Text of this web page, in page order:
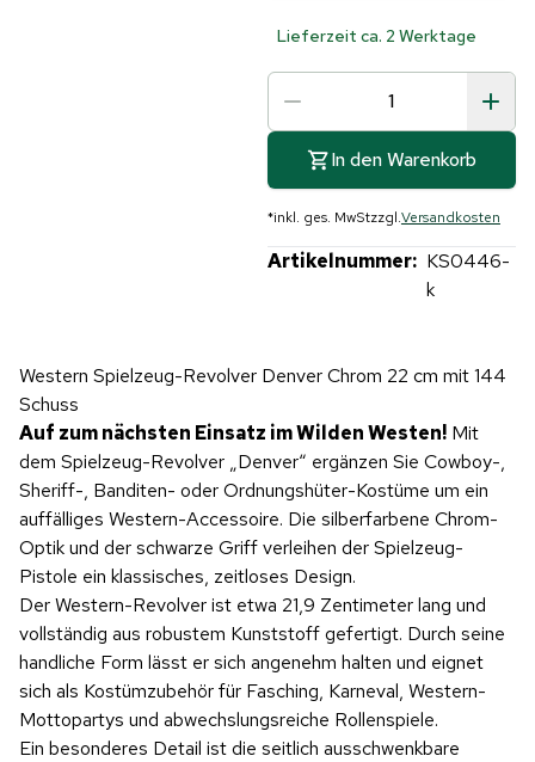
Lieferzeit ca. 2 Werktage
In den Warenkorb
*inkl. ges. MwStzzgl.Versandkosten
Artikelnummer: KS0446-
k
Western Spielzeug-Revolver Denver Chrom 22 cm mit 144
Schuss
Auf zum nächsten Einsatz im Wilden Westen! Mit
dem Spielzeug-Revolver „Denver“ ergänzen Sie Cowboy-,
Sheriff-, Banditen- oder Ordnungshüter-Kostüme um ein
auffälliges Western-Accessoire. Die silberfarbene Chrom-
Optik und der schwarze Griff verleihen der Spielzeug-
Pistole ein klassisches, zeitloses Design.
Der Western-Revolver ist etwa 21,9 Zentimeter lang und
vollständig aus robustem Kunststoff gefertigt. Durch seine
handliche Form lässt er sich angenehm halten und eignet
sich als Kostümzubehör für Fasching, Karneval, Western-
Mottopartys und abwechslungsreiche Rollenspiele.
Ein besonderes Detail ist die seitlich ausschwenkbare